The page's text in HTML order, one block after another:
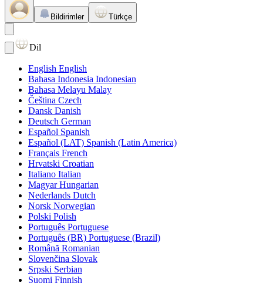
Bildirimler Türkçe
Dil
English English
Bahasa Indonesia Indonesian
Bahasa Melayu Malay
Čeština Czech
Dansk Danish
Deutsch German
Español Spanish
Español (LAT) Spanish (Latin America)
Français French
Hrvatski Croatian
Italiano Italian
Magyar Hungarian
Nederlands Dutch
Norsk Norwegian
Polski Polish
Português Portuguese
Português (BR) Portuguese (Brazil)
Română Romanian
Slovenčina Slovak
Srpski Serbian
Suomi Finnish